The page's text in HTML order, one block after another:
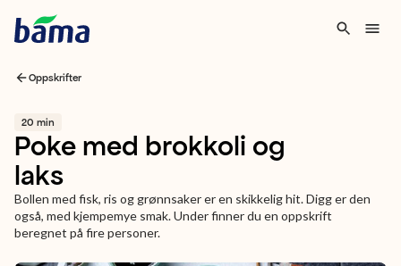
Oppskrifter
20 min
Poke med brokkoli og
laks
Bollen med fisk, ris og grønnsaker er en skikkelig hit. Digg er den
også, med kjempemye smak. Under finner du en oppskrift
beregnet på fire personer.